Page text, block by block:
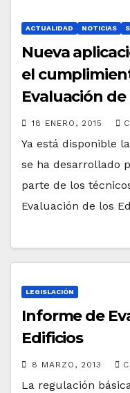
ACTUALIDAD NOTICIAS
Nueva
el
Evaluación
18 ENERO, 2015
Ya está disponible
se ha desarrollado
parte de los
Evaluación de los
LEGISLACIÓN
Informe de
Edificios
8 MARZO, 2013
La regulación